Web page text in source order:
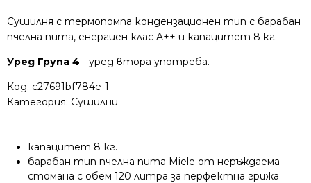
Сушилня с термопомпа кондензационен тип с барабан
пчелна пита, енергиен клас A++ и капацитет 8 кг.
Уред Група 4 - уред втора употреба.
Код: c27691bf784e-1
Категория: Сушилни
капацитет 8 кг.
барабан тип пчелна пита Miele от неръждаема
стомана с обем 120 литра за перфектна грижа